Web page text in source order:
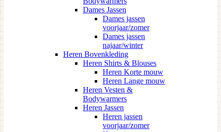
Dames Jassen
Dames jassen
voorjaar/zomer
Dames jassen
najaar/winter
Heren Bovenkleding
Heren Shirts & Blouses
Heren Korte mouw
Heren Lange mouw
Heren Vesten &
Bodywarmers
Heren Jassen
Heren jassen
voorjaar/zomer